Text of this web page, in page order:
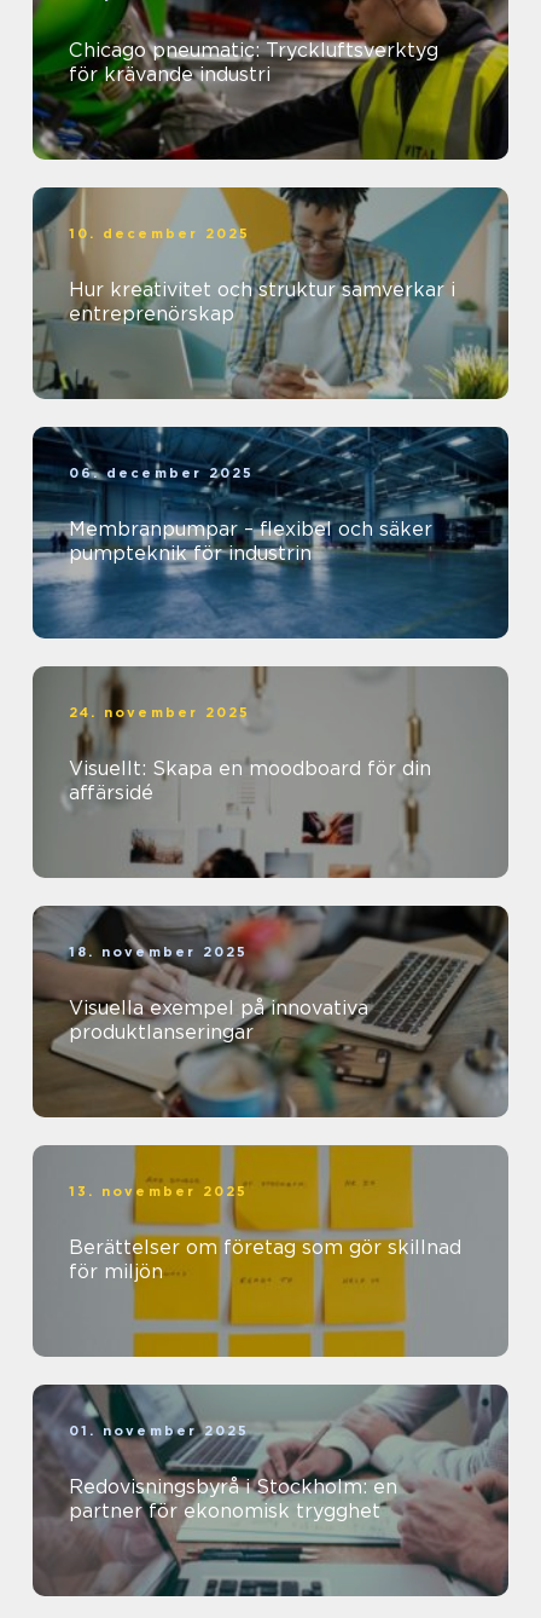
Chicago pneumatic: Tryckluftsverktyg
för krävande industri
10. december 2025
Hur kreativitet och struktur samverkar i
entreprenörskap
06. december 2025
Membranpumpar – flexibel och säker
pumpteknik för industrin
24. november 2025
Visuellt: Skapa en moodboard för din
affärsidé
18. november 2025
Visuella exempel på innovativa
produktlanseringar
13. november 2025
Berättelser om företag som gör skillnad
för miljön
01. november 2025
Redovisningsbyrå i Stockholm: en
partner för ekonomisk trygghet